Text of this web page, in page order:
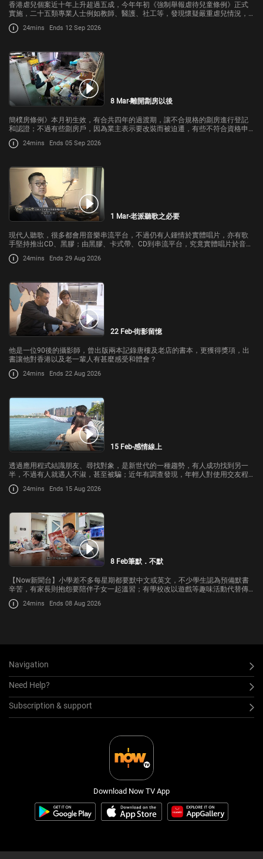
香港虐兒個案近十年上升超過五成，今年年初《強制舉報虐待兒童條例》正式
實施，二十五類專業人士例如教師、醫護、社工等，發現懷疑嚴重虐兒情況，
要強制舉報；有教師表示有壓力，另一方面，有特殊教育需要子女的家長擔心
被誤報。究竟條例能否真正保護小朋友，
24mins Ends 12 Sep 2026
8 Mar-離開劏房以後
簡樸房條例》本月初生效，有合共四年的過渡期，讓不合規格的劏房進行登記
和認證；不過有些劏房戶，因為業主表示要改裝而被迫遷，有些不符合資格申
請過渡性房屋的劏房戶，處境更徬徨。條例本意是希望改善居住環境，不過劏
房戶是否真正受惠？
24mins Ends 05 Sep 2026
1 Mar-老派聽歌之必要
現代人聽歌，很多都會用音樂串流平台，不過仍有人鍾情於實體唱片，亦有歌
手堅持推出CD、黑膠；由黑膠、卡式帶、CD到串流平台，究竟實體唱片於音樂
市場有甚麼功能和價值？
24mins Ends 29 Aug 2026
22 Feb-街影留憶
他是一位90後的攝影師，曾出版兩本記錄唐樓及老店的書本，更獲得獎項，出
書讓他對香港以及老一輩人有甚麼感受和體會？
24mins Ends 22 Aug 2026
15 Feb-感情線上
透過應用程式結識朋友、尋找對象，是新世代的一種趨勢，有人成功找到另一
半，不過有人就遇人不淑，甚至被騙；近年有調查發現，年輕人對使用交友程
式感到厭倦，反而喜歡重返線下，參加一些興趣班，透過真人接觸結識新朋
友，原因是甚麼？
24mins Ends 15 Aug 2026
8 Feb筆默．不默
【Now新聞台】小學差不多每星期都要默中文或英文，不少學生認為預備默書
辛苦，有家長則抱怨要陪伴子女一起溫習；有學校改以遊戲等趣味活動代替傳
統讀默、背默，不過亦有學校堅持要默書，認為可以幫助師生掌握學習成果。
究竟學校應否默書？又應該採用甚麼方
24mins Ends 08 Aug 2026
Navigation
Need Help?
Subscription & support
Download Now TV App